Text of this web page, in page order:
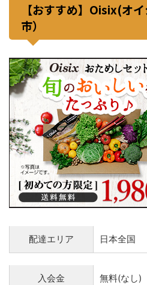
【おすすめ】Oisix(オ
市）
配達エリア 日本全国
入会金 無料(なし)